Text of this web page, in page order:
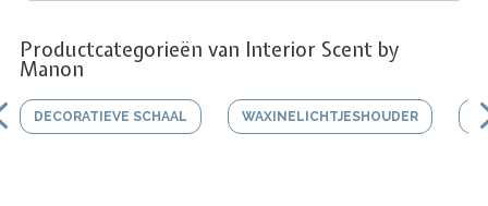
Productcategorieën van Interior Scent by
Manon
DECORATIEVE SCHAAL WAXINELICHTJESHOUDER